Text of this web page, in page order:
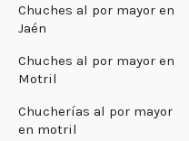
Chuches al por mayor en
Jaén
Chuches al por mayor en
Motril
Chucherías al por mayor
en motril